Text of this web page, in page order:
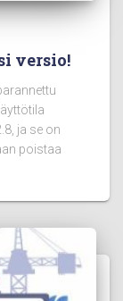
versio!
ja se on
poistaa